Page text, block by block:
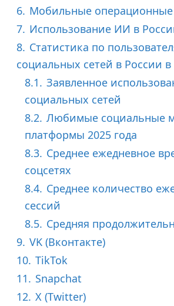
6. Мобильные
7. Использование ИИ в
8. Статистика по
социальных сетей в России в
8.1. Заявленное
социальных сетей
8.2. Любимые социальные
платформы 2025 года
8.3. Среднее ежедневное
соцсетях
8.4. Среднее количество
сессий
8.5. Средняя
9. VK (Вконтакте)
10. TikTok
11. Snapchat
12. X (Twitter)